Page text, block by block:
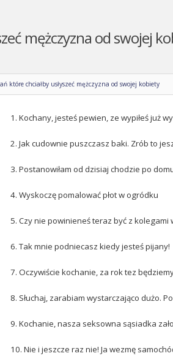
mężczyzna od swojej
które chciałby usłyszeć mężczyzna od swojej kobiety
1. Kochany, jesteś pewien, ze wypiłeś już
2. Jak cudownie puszczasz baki. Zrób to
3. Postanowiłam od dzisiaj chodzie po
4. Wyskoczę pomalować płot w ogródku
5. Czy nie powinieneś teraz być z kolegami
6. Tak mnie podniecasz kiedy jesteś pijany!
7. Oczywiście kochanie, za rok tez
8. Słuchaj, zarabiam wystarczająco dużo.
9. Kochanie, nasza seksowna sąsiadka
10. Nie i jeszcze raz nie! Ja wezmę